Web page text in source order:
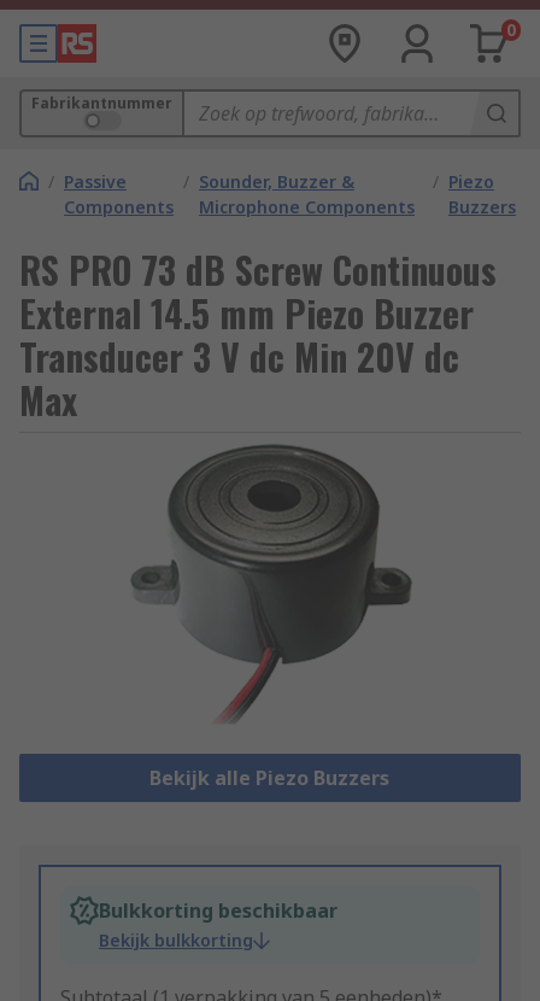
0
Fabrikantnummer
/ Passive
Components
/ Sounder, Buzzer &
Microphone Components
/ Piezo
Buzzers
RS PRO 73 dB Screw Continuous
External 14.5 mm Piezo Buzzer
Transducer 3 V dc Min 20V dc
Max
Bekijk alle Piezo Buzzers
Bulkkorting beschikbaar
Bekijk bulkkorting